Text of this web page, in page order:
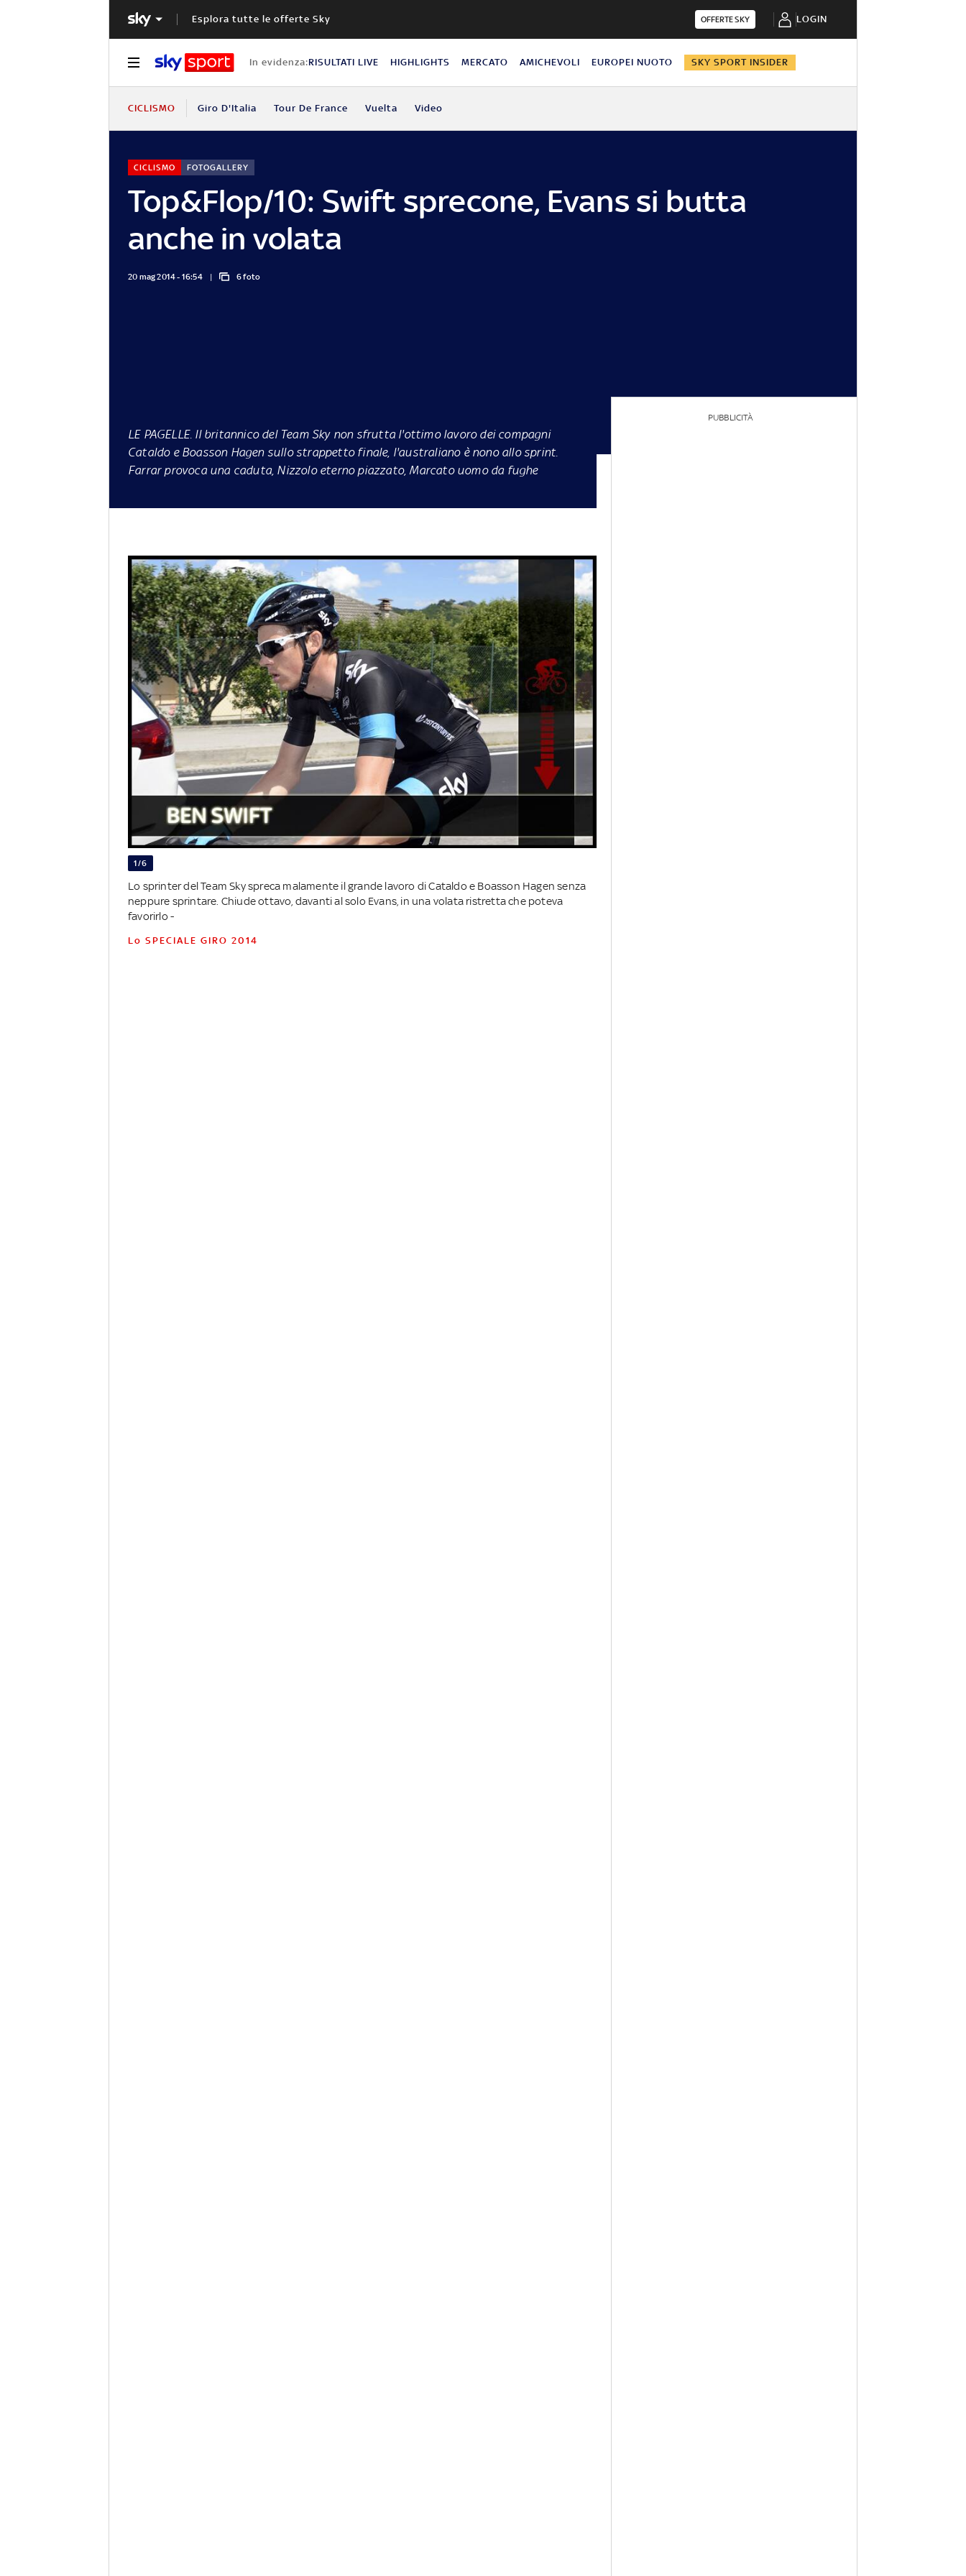
Esplora tutte le offerte Sky OFFERTE SKY LOGIN
In evidenza:RISULTATI LIVE HIGHLIGHTS MERCATO AMICHEVOLI EUROPEI NUOTO SKY SPORT INSIDER
CICLISMO Giro D'Italia Tour De France Vuelta Video
Top&Flop/10: Swift sprecone, Evans si butta
anche in volata
CICLISMO FOTOGALLERY
20 mag 2014 - 16:54 6 foto
LE PAGELLE. Il britannico del Team Sky non sfrutta l'ottimo lavoro dei compagni
Cataldo e Boasson Hagen sullo strappetto finale, l'australiano è nono allo sprint.
Farrar provoca una caduta, Nizzolo eterno piazzato, Marcato uomo da fughe
1/6
Lo sprinter del Team Sky spreca malamente il grande lavoro di Cataldo e Boasson Hagen senza
neppure sprintare. Chiude ottavo, davanti al solo Evans, in una volata ristretta che poteva
favorirlo -
Lo SPECIALE GIRO 2014
PUBBLICITÀ